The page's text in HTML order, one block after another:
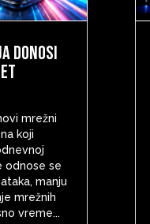
donosi
mrežni
koji
odnose se
manju
mrežnih
vreme...